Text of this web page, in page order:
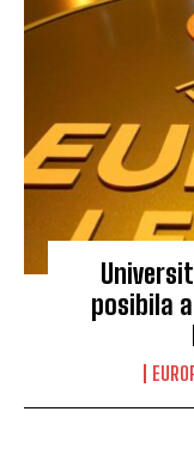
posibila